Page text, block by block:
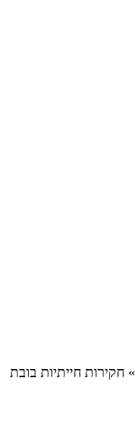
» חקירות חייתיות בובת